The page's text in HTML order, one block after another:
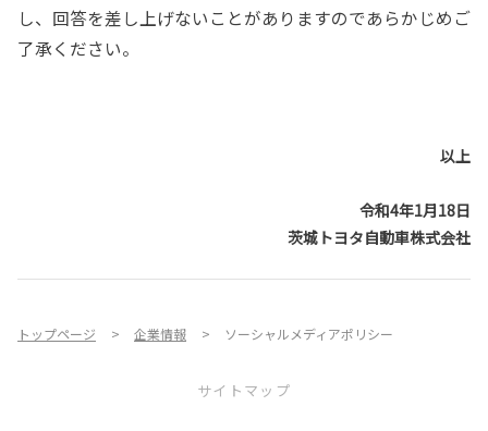
し、回答を差し上げないことがありますのであらかじめご
了承ください。
以上
令和4年1月18日
茨城トヨタ自動車株式会社
トップページ 企業情報 ソーシャルメディアポリシー
サイトマップ